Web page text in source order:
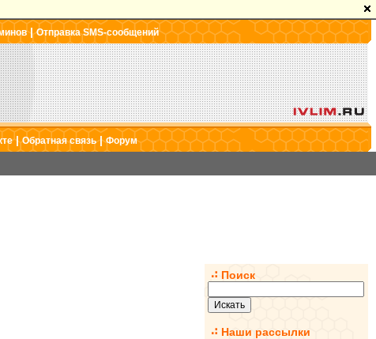
|Отправка SMS-сообщений
|Обратная связь|Форум
Поиск
Наши рассылки